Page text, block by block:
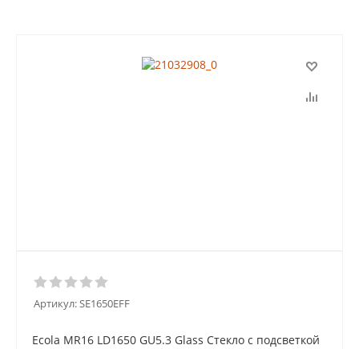
Артикул:SE1650EFF
Ecola MR16 LD1650 GU5.3 Glass Стекло с подсветкой